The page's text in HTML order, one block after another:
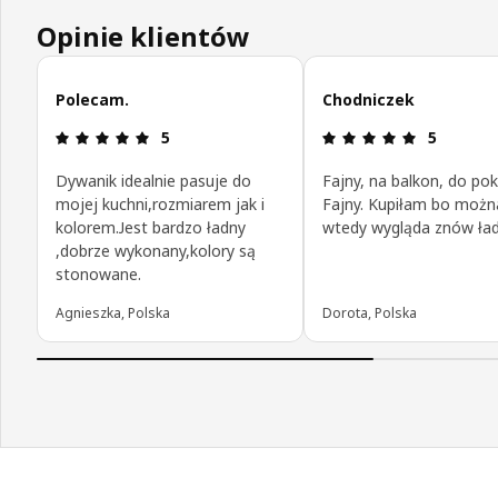
Opinie klientów
Pomiń opinie klientów
Polecam.
Opinia: 5 na 5 gwiazdki.
5
Dywanik idealnie pasuje do
mojej kuchni,rozmiarem jak i
kolorem.Jest bardzo ładny
,dobrze wykonany,kolory są
stonowane.
Agnieszka, Polska
Chodniczek
Opinia: 5
5
Fajny, na balkon, do
Fajny. Kupiłam bo
wtedy wygląda znów
Dorota, Polska